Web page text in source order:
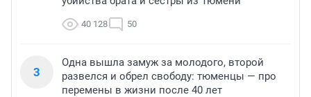
40 128 50
3
Одна вышла замуж за молодого, второй
развелся и обрел свободу: тюменцы — про
перемены в жизни после 40 лет